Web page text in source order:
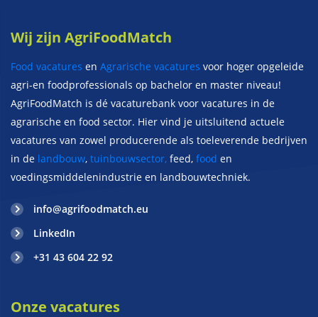
Wij zijn AgriFoodMatch
Food vacatures en Agrarische vacatures voor hoger opgeleide
agri-en foodprofessionals op bachelor en master niveau!
AgriFoodMatch is dé vacaturebank voor vacatures in de
agrarische en food sector. Hier vind je uitsluitend actuele
vacatures van zowel producerende als toeleverende bedrijven
in de landbouw, tuinbouwsector, feed, food en
voedingsmiddelenindustrie en landbouwtechniek.
info@agrifoodmatch.eu
LinkedIn
+31 43 604 22 92
Onze vacatures